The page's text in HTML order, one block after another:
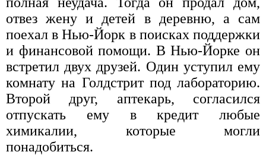
отвез жену и детей в деревню, а сам
поехал в Нью-Йорк в поисках поддержки
и финансовой помощи. В Нью-Йорке он
встретил двух друзей. Один уступил ему
комнату на Голдстрит под лабораторию.
Второй друг, аптекарь, согласился
отпускать ему в кредит любые
химикалии, которые могли
понадобиться.